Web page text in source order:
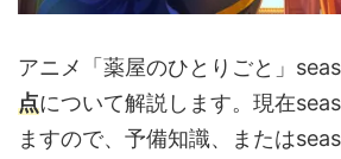
アニメ「薬屋のひとりごと」
点について解説します。現在
ますので、予備知識、または